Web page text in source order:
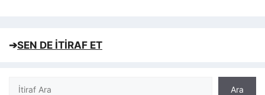
➔SEN DE İTİRAF ET
Ara
Ara